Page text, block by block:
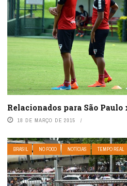
Relacionados para São Paulo
18 DE MARÇO DE 2015
BRASIL NO FOCO NOTÍCIAS TEMPO REAL